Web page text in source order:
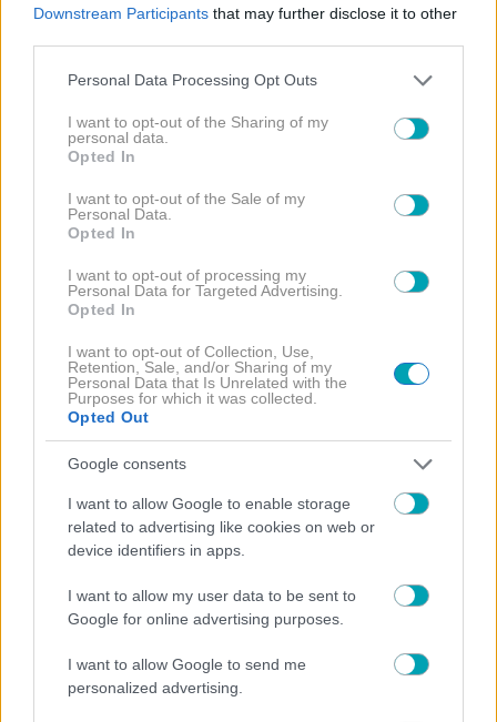
Downstream Participants that may further disclose it to other
Please note that this website/app uses one or more Google
not limited to your visit or usage behaviour. You may click to
grant or deny consent to Google and its third-party tags to
use your data for below specified purposes in below Google
consent section.
Personal Data Processing Opt Outs
I want to opt-out of the Sharing of my
personal data.
Opted In
I want to opt-out of the Sale of my
Personal Data.
Opted In
I want to opt-out of processing my
Personal Data for Targeted Advertising.
Opted In
I want to opt-out of Collection, Use,
Retention, Sale, and/or Sharing of my
Personal Data that Is Unrelated with the
Purposes for which it was collected.
Opted Out
Google consents
I want to allow Google to enable storage
related to advertising like cookies on web or
device identifiers in apps.
I want to allow my user data to be sent to
Google for online advertising purposes.
I want to allow Google to send me
personalized advertising.
NEWS
Ανδρομάχη: Ξανά μαζί με τον γιο της μετά το
εξιτήριο – Το όλο νόημα μήνυμα της (Φωτογραφία)